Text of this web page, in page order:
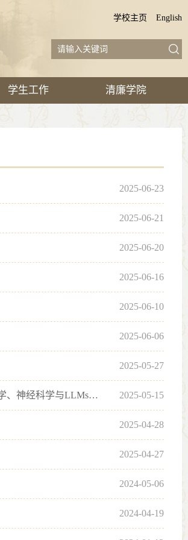
学校主页 English
学生工作 清廉学院
2025-06-23
2025-06-21
2025-06-20
2025-06-16
2025-06-10
2025-06-06
2025-05-27
【学术动态】 【望道大讲堂】王建勤教授：第二语言学习者与大语言模型的学习机制——行为科学、神经科学与LLMs多维视... 2025-05-15
2025-04-28
2025-04-27
2024-05-06
2024-04-19